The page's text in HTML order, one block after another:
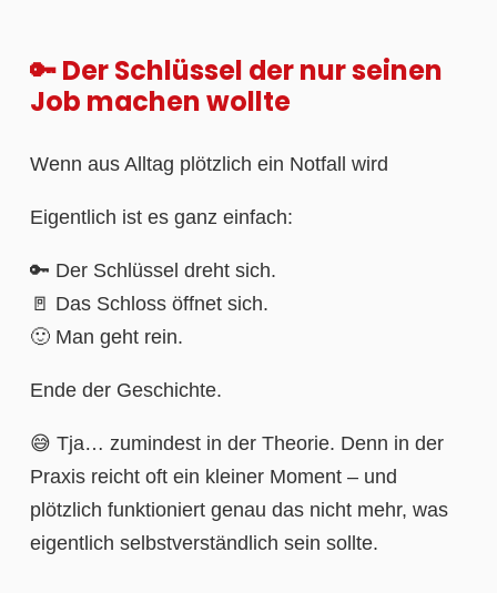
🔑 Der Schlüssel der nur seinen
Job machen wollte
Wenn aus Alltag plötzlich ein Notfall wird
Eigentlich ist es ganz einfach:
🔑 Der Schlüssel dreht sich.
🚪 Das Schloss öffnet sich.
🙂 Man geht rein.
Ende der Geschichte.
😅 Tja… zumindest in der Theorie. Denn in der
Praxis reicht oft ein kleiner Moment – und
plötzlich funktioniert genau das nicht mehr, was
eigentlich selbstverständlich sein sollte.